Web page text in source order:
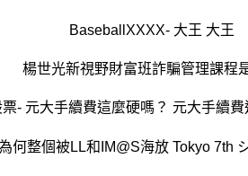
BaseballXXXX- 大王 大王
楊世光新視野財富班詐騙管理課程
票- 元大手續費這麼硬嗎？ 元大手續費
何整個被LL和IM@S海放 Tokyo 7th